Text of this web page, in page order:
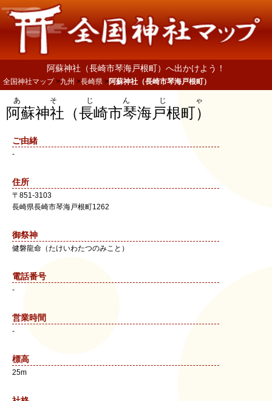
阿蘇神社（長崎市琴海戸根町）へ出かけよう！
全国神社マップ 九州 長崎県 阿蘇神社（長崎市琴海戸根町）
阿蘇神社（長崎市琴海戸根町）
あそじんじゃ
ご由緒
-
住所
〒 851-3103
長崎県長崎市琴海戸根町1262
御祭神
健磐龍命（たけいわたつのみこと）
電話番号
-
営業時間
-
標高
25m